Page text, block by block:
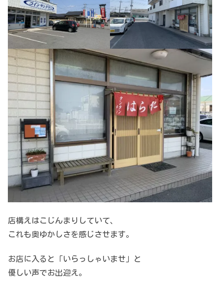
店構えはこじんまりしていて、
これも奥ゆかしさを感じさせます。
お店に入ると「いらっしゃいませ」と
優しい声でお出迎え。